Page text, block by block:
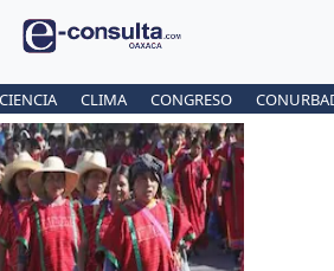
CIENCIA CLIMA CONGRESO